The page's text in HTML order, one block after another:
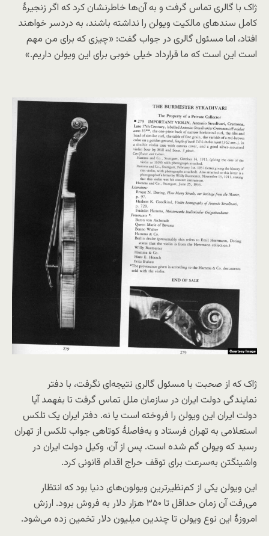
ژاک با گالری تماس گرفت و به آن‌ها خاطرنشان کرد که اگر زنجیرهٔ
کامل سندهای مالکیت ویولن را نداشته باشند، به دردسر خواهند
افتاد، اما مسئول گالری در جواب گفت: «چیزی که برای من مهم
است این است که ما قرارداد خیلی خوبی برای این ویولن داریم.»
ژاک که از صحبت با مسئول گالری نتیجه‌ای نگرفت، با دفتر
نمایندگی دولت ایران در سازمان ملل تماس گرفت تا بفهمد آیا
دولت ایران این ویولن را فروخته است یا نه. دفتر ایران یک تلکس
استعلامی به تهران فرستاد و به‌فاصلهٔ کوتاهی جواب تلکس از تهران
رسید که ویولن گم شده است. پس از آن، وکیل دولت ایران در
واشینگتن به‌سرعت برای توقف حراج اقدام قانونی کرد.
این ویولن یکی از کم‌نظیرترین ویولون‌های دنیا بود که انتظار
می‌رفت آن زمان حداقل تا ۳۵۰ هزار دلار به فروش برود. ارزش
امروزهٔ این نوع ویولن تا چندین میلیون دلار تخمین زده می‌شود.